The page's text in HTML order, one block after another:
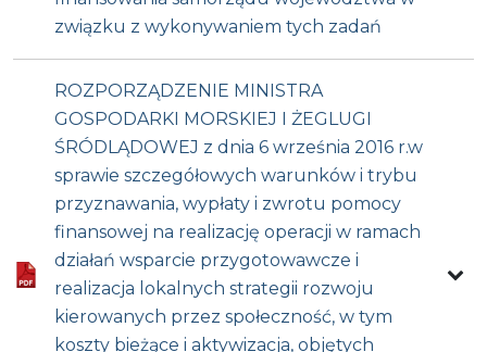
związku z wykonywaniem tych zadań
ROZPORZĄDZENIE MINISTRA
GOSPODARKI MORSKIEJ I ŻEGLUGI
ŚRÓDLĄDOWEJ z dnia 6 września 2016 r.w
sprawie szczegółowych warunków i trybu
przyznawania, wypłaty i zwrotu pomocy
finansowej na realizację operacji w ramach
działań wsparcie przygotowawcze i
realizacja lokalnych strategii rozwoju
kierowanych przez społeczność, w tym
koszty bieżące i aktywizacja, objętych